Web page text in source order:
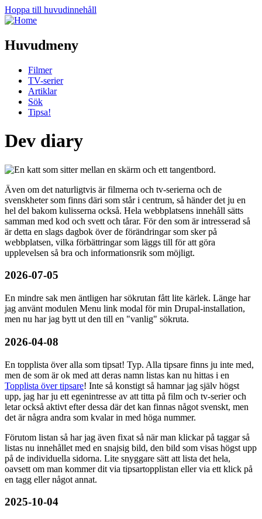
Hoppa till huvudinnehåll
Huvudmeny
Filmer
TV-serier
Artiklar
Sök
Tipsa!
Dev diary
Även om det naturligtvis är filmerna och tv-serierna och de
svenskheter som finns däri som står i centrum, så händer det ju en
hel del bakom kulisserna också. Hela webbplatsens innehåll sätts
samman med kod och svett och tårar. För den som är intresserad så
är detta en slags dagbok över de förändringar som sker på
webbplatsen, vilka förbättringar som läggs till för att göra
upplevelsen så bra och informationsrik som möjligt.
2026-07-05
En mindre sak men äntligen har sökrutan fått lite kärlek. Länge har
jag använt modulen Menu link modal för min Drupal-installation,
men nu har jag bytt ut den till en "vanlig" sökruta.
2026-04-08
En topplista över alla som tipsat! Typ. Alla tipsare finns ju inte med,
men de som är ok med att deras namn listas kan nu hittas i en
Topplista över tipsare! Inte så konstigt så hamnar jag själv högst
upp, jag har ju ett egenintresse av att titta på film och tv-serier och
letar också aktivt efter dessa där det kan finnas något svenskt, men
det är några andra som kvalar in med höga nummer.
Förutom listan så har jag även fixat så när man klickar på taggar så
listas nu innehållet med en snajsig bild, den bild som visas högst upp
på de individuella sidorna. Lite snyggare sätt att lista det hela,
oavsett om man kommer dit via tipsartopplistan eller via ett klick på
en tagg eller något annat.
2025-10-04